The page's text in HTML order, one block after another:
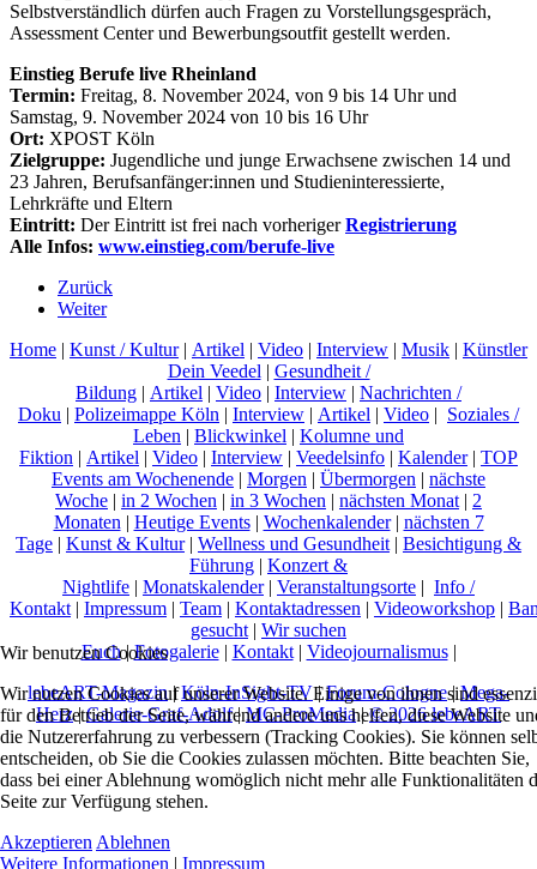
Selbstverständlich dürfen auch Fragen zu Vorstellungsgespräch,
Assessment Center und Bewerbungsoutfit gestellt werden.
Einstieg Berufe live Rheinland
Termin: Freitag, 8. November 2024, von 9 bis 14 Uhr und
Samstag, 9. November 2024 von 10 bis 16 Uhr
Ort: XPOST Köln
Zielgruppe: Jugendliche und junge Erwachsene zwischen 14 und
23 Jahren, Berufsanfänger:innen und Studieninteressierte,
Lehrkräfte und Eltern
Eintritt: Der Eintritt ist frei nach vorherigerRegistrierung
Alle Infos: www.einstieg.com/berufe-live
Zurück
Weiter
Home | Kunst / Kultur| Artikel | Video | Interview | Musik | Künstler
Dein Veedel | Gesundheit /
Bildung | Artikel | Video | Interview | Nachrichten /
Doku | Polizeimappe Köln | Interview | Artikel | Video | Soziales /
Leben | Blickwinkel | Kolumne und
Fiktion | Artikel | Video | Interview | Veedelsinfo | Kalender| TOP
Events am Wochenende | Morgen | Übermorgen | nächste
Woche | in 2 Wochen | in 3 Wochen | nächsten Monat | 2
Monaten | Heutige Events| Wochenkalender| nächsten 7
Tage | Kunst & Kultur| Wellness und Gesundheit | Besichtigung &
Führung | Konzert &
Nightlife | Monatskalender| Veranstaltungsorte | Info /
Kontakt | Impressum | Team | Kontaktadressen | Videoworkshop |
gesucht | Wir suchen
Euch|Fotogalerie| Kontakt| Videojournalismus|
lebeART-Magazin|Köln-InSight-TV|Forum-Cologne|Mega-
Herz|Galerie-Graf-Adolf|MC-ProMedia|© 2026 lebeART
Wir benutzen Cookies
Wir nutzen Cookies auf unserer Website. Einige von ihnen sind
für den Betrieb der Seite, während andere uns helfen, diese Website
die Nutzererfahrung zu verbessern (Tracking Cookies). Sie können
entscheiden, ob Sie die Cookies zulassen möchten. Bitte beachten Sie,
dass bei einer Ablehnung womöglich nicht mehr alle Funktionalitäten
Seite zur Verfügung stehen.
Akzeptieren Ablehnen
Weitere Informationen | Impressum